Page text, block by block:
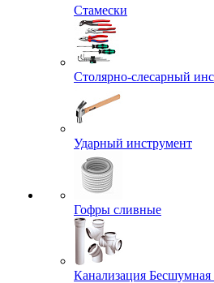
Стамески
Столярно-слесарный
Ударный инструмент
Гофры сливные
Канализация Бесшумная